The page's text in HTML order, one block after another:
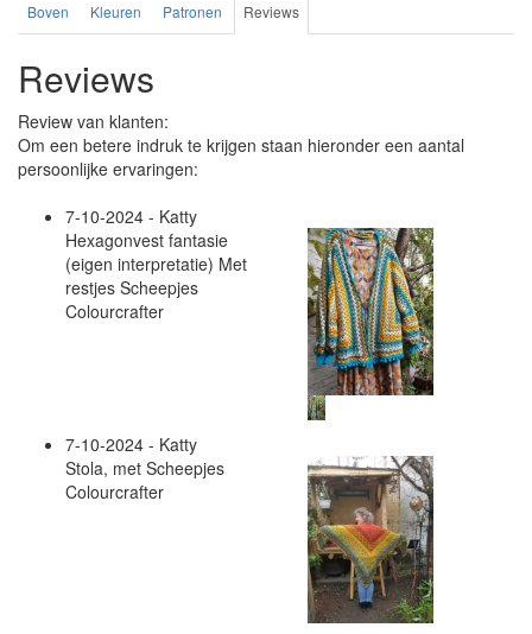
Boven Kleuren Patronen Reviews
Reviews
Review van klanten:
Om een betere indruk te krijgen staan hieronder een aantal
persoonlijke ervaringen:
7-10-2024 - Katty
Hexagonvest fantasie
(eigen interpretatie) Met
restjes Scheepjes
Colourcrafter
7-10-2024 - Katty
Stola, met Scheepjes
Colourcrafter